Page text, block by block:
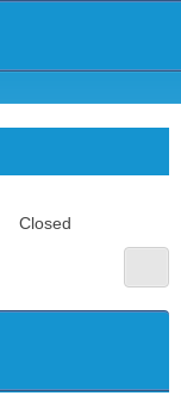
Closed